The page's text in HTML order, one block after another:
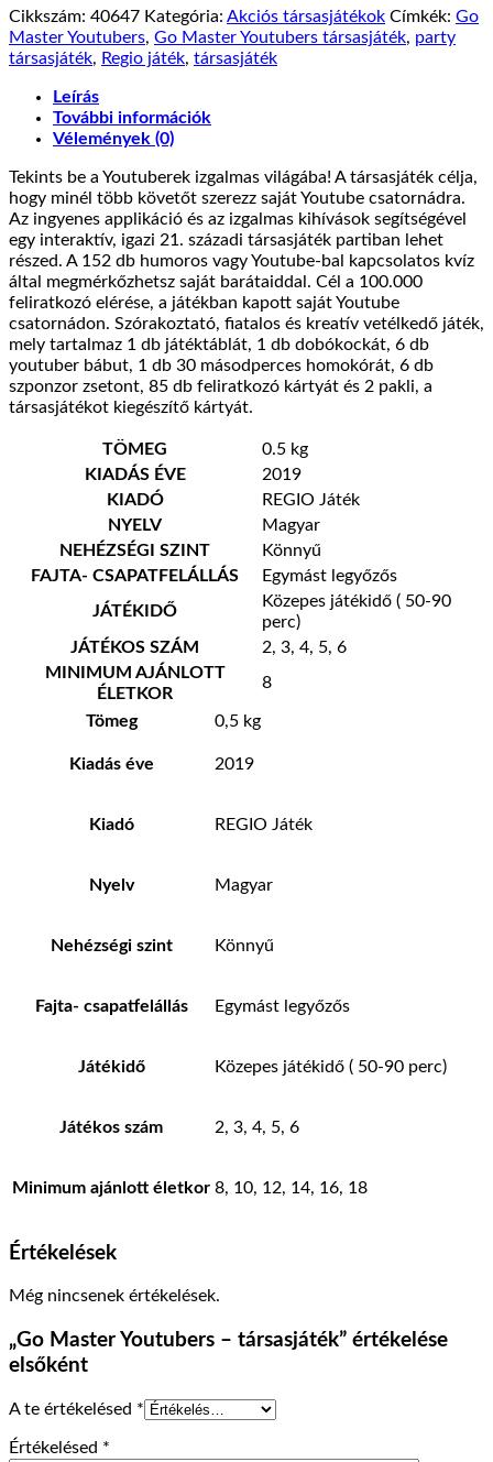
Cikkszám: 40647 Kategória: Akciós társasjátékok Címkék: Go
Master Youtubers, Go Master Youtubers társasjáték, party
társasjáték, Regio játék, társasjáték
Leírás
További információk
Vélemények (0)
Tekints be a Youtuberek izgalmas világába! A társasjáték célja,
hogy minél több követőt szerezz saját Youtube csatornádra.
Az ingyenes applikáció és az izgalmas kihívások segítségével
egy interaktív, igazi 21. századi társasjáték partiban lehet
részed. A 152 db humoros vagy Youtube-bal kapcsolatos kvíz
által megmérkőzhetsz saját barátaiddal. Cél a 100.000
feliratkozó elérése, a játékban kapott saját Youtube
csatornádon. Szórakoztató, fiatalos és kreatív vetélkedő játék,
mely tartalmaz 1 db játéktáblát, 1 db dobókockát, 6 db
youtuber bábut, 1 db 30 másodperces homokórát, 6 db
szponzor zsetont, 85 db feliratkozó kártyát és 2 pakli, a
társasjátékot kiegészítő kártyát.
TÖMEG
0.5 kg
KIADÁS ÉVE
2019
KIADÓ
REGIO Játék
NYELV
Magyar
NEHÉZSÉGI SZINT
Könnyű
FAJTA- CSAPATFELÁLLÁS
Egymást legyőzős
JÁTÉKIDŐ
Közepes játékidő ( 50-90
perc)
JÁTÉKOS SZÁM
2, 3, 4, 5, 6
MINIMUM AJÁNLOTT
ÉLETKOR
8
Tömeg 0,5 kg
Kiadás éve 2019
Kiadó REGIO Játék
Nyelv Magyar
Nehézségi szint Könnyű
Fajta- csapatfelállás Egymást legyőzős
Játékidő Közepes játékidő ( 50-90 perc)
Játékos szám 2, 3, 4, 5, 6
Minimum ajánlott életkor 8, 10, 12, 14, 16, 18
Értékelések
Még nincsenek értékelések.
„Go Master Youtubers – társasjáték” értékelése
elsőként
A te értékelésed *
Értékelésed *